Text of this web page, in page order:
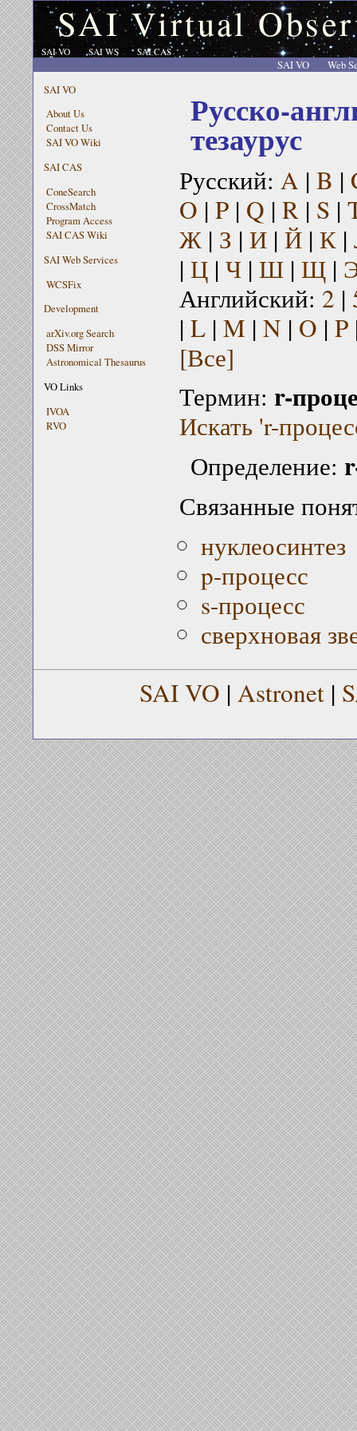
SAI Virtual
SAI VO SAI WS SAI CAS
SAI VO
Web
SAI VO
About Us
Contact Us
SAI VO Wiki
SAI CAS
ConeSearch
CrossMatch
Program Access
SAI CAS Wiki
SAI Web Services
WCSFix
Development
arXiv.org Search
DSS Mirror
Astronomical Thesaurus
VO Links
IVOA
RVO
Русско-
тезаурус
Русский: A | B |
O | P| Q | R| S |
Ж| З | И| Й| К|
| Ц| Ч| Ш| Щ|
Английский: 2 |
| L| M | N | O | P
[Все]
Термин: r-
Искать 'r-
Определение:
Связанные
нуклеосинтез
p-процесс
s-процесс
сверхновая
SAI VO | Astronet |